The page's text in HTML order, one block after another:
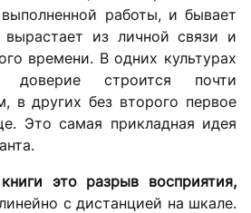
работы, и бывает
из личной связи и
времени. В одних культурах
доверие строится почти
в других без второго первое
Это самая прикладная идея
это разрыв восприятия,
с дистанцией на шкале.